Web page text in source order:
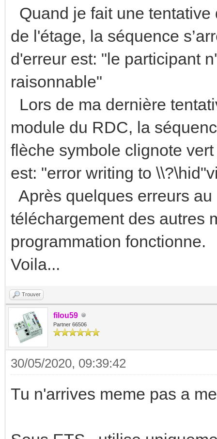
Quand je fait une
de l'étage, la séquence
d'erreur est: "le participant
raisonnable"
Lors de ma dernière
module du RDC, la
flèche symbole clignote
est: "error writing to
Après quelques erreurs
téléchargement des autres
programmation fonctionne.
Voila...
Trouver
filou59
Partner 66506
30/05/2020, 09:39:42
Tu n'arrives meme pas a